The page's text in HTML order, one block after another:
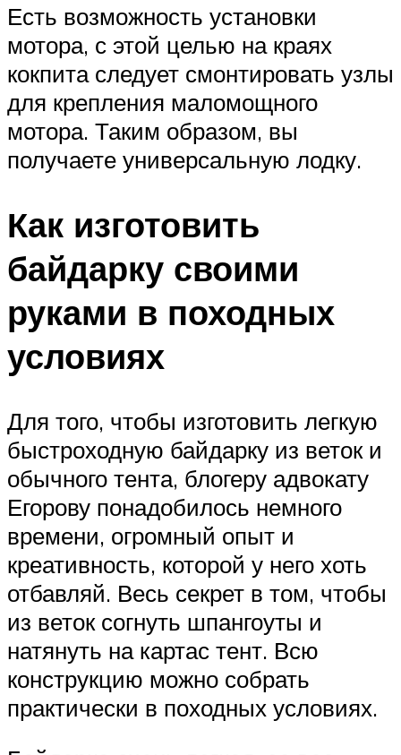
Есть возможность установки
мотора, с этой целью на краях
кокпита следует смонтировать узлы
для крепления маломощного
мотора. Таким образом, вы
получаете универсальную лодку.
Как изготовить
байдарку своими
руками в походных
условиях
Для того, чтобы изготовить легкую
быстроходную байдарку из веток и
обычного тента, блогеру адвокату
Егорову понадобилось немного
времени, огромный опыт и
креативность, которой у него хоть
отбавляй. Весь секрет в том, чтобы
из веток согнуть шпангоуты и
натянуть на картас тент. Всю
конструкцию можно собрать
практически в походных условиях.